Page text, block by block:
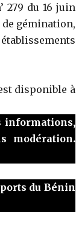
279 du 16 juin
gémination,
disponible à
informations,
modération.
du Bénin